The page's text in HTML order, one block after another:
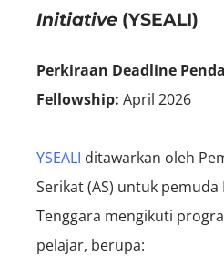
Initiative (YSEALI)
Perkiraan Deadline
Fellowship: April 2026
YSEALI ditawarkan oleh
Serikat (AS) untuk pemuda
Tenggara mengikuti
pelajar, berupa: